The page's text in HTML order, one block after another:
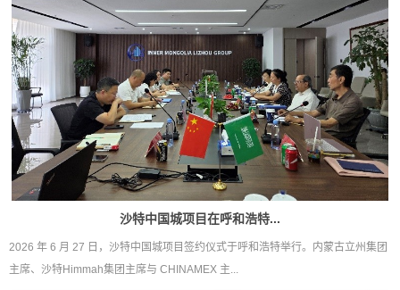
沙特中国城项目在呼和浩特...
2026 年 6 月 27 日，沙特中国城项目签约仪式于呼和浩特举行。内蒙古立州集团
主席、沙特Himmah集团主席与 CHINAMEX 主...